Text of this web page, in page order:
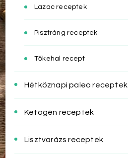
Lazac receptek
Pisztráng receptek
Tőkehal recept
Hétköznapi paleo receptek
Ketogén receptek
Lisztvarázs receptek